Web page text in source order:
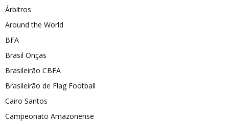
Árbitros
Around the World
BFA
Brasil Onças
Brasileirão CBFA
Brasileirão de Flag Football
Cairo Santos
Campeonato Amazonense